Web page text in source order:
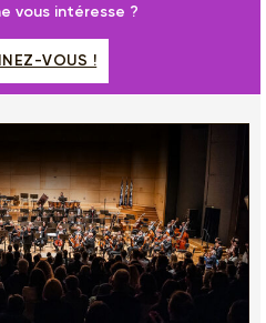
vous intéresse ?
VOUS !